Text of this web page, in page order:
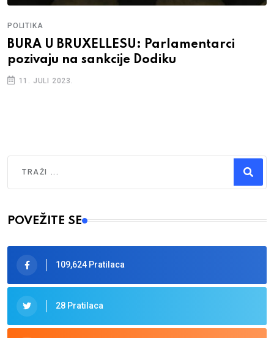
POLITIKA
BURA U BRUXELLESU: Parlamentarci
pozivaju na sankcije Dodiku
11. JULI 2023.
Type 2 or more characters for results.
POVEŽITE SE
109,624 Pratilaca
28 Pratilaca